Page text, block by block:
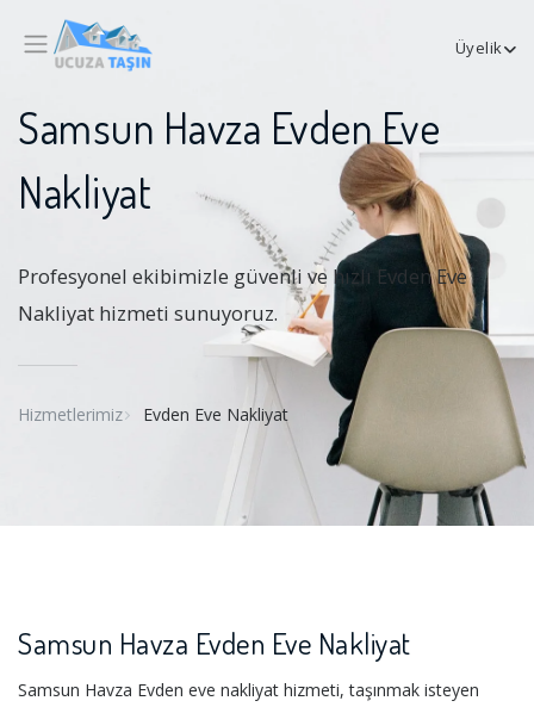
Üyelik
Samsun Havza Evden Eve
Nakliyat
Profesyonel ekibimizle güvenli ve hızlı Evden Eve
Nakliyat hizmeti sunuyoruz.
Hizmetlerimiz Evden Eve Nakliyat
Samsun Havza Evden Eve Nakliyat
Samsun Havza Evden eve nakliyat hizmeti, taşınmak isteyen